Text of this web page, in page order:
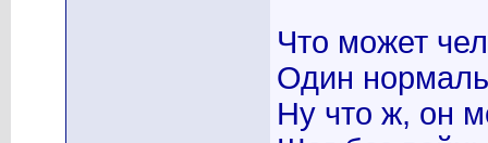
Что может
Один
Ну что ж, он